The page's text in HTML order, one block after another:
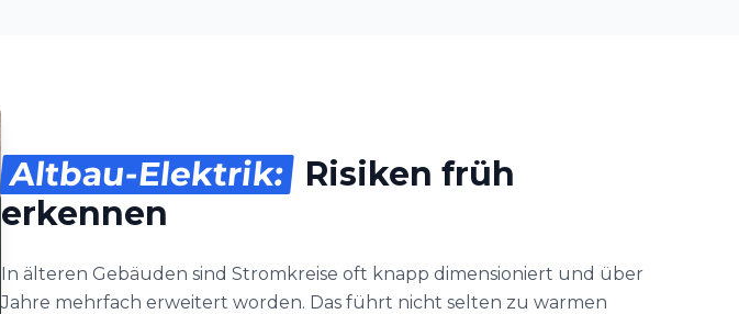
Altbau-Elektrik: Risiken früh
erkennen
In älteren Gebäuden sind Stromkreise oft knapp dimensioniert und über
Jahre mehrfach erweitert worden. Das führt nicht selten zu warmen